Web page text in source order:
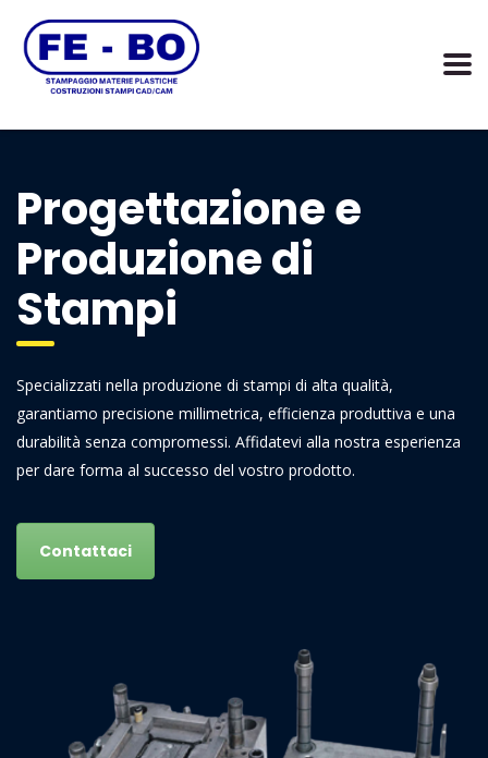
Progettazione e
Produzione di
Stampi
Specializzati nella produzione di stampi di alta qualità,
garantiamo precisione millimetrica, efficienza produttiva e una
durabilità senza compromessi. Affidatevi alla nostra esperienza
per dare forma al successo del vostro prodotto.
Contattaci